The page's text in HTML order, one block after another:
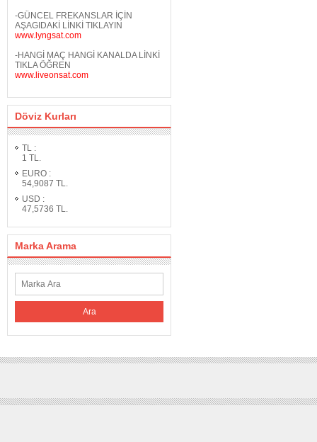
-GÜNCEL FREKANSLAR İÇİN
AŞAGIDAKİ LİNKİ TIKLAYIN
www.lyngsat.com
-HANGİ MAÇ HANGİ KANALDA LİNKİ
TIKLA ÖĞREN
www.liveonsat.com
Döviz Kurları
TL :
1 TL.
EURO :
54,9087 TL.
USD :
47,5736 TL.
Marka Arama
Ara